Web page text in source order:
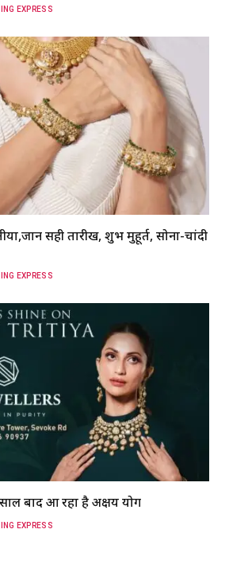
EXPRESS
सही तारीख, शुभ मुहूर्त, सोना-चांदी
EXPRESS
बाद आ रहा है अक्षय योग
EXPRESS